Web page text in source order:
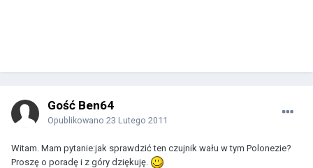
Gość Ben64
Opublikowano 23 Lutego 2011
Witam. Mam pytanie:jak sprawdzić ten czujnik wału w tym Polonezie?
Proszę o poradę i z góry dziękuję.